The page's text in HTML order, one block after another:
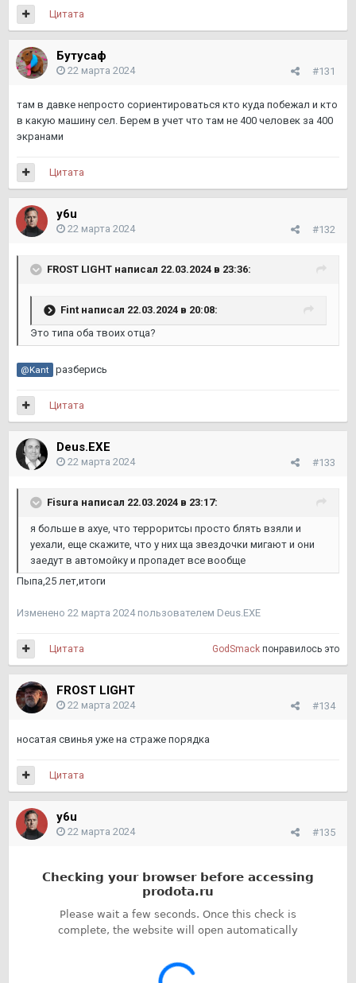
Цитата
Бутусаф
#131
22 марта 2024
там в давке непросто сориентироваться кто куда побежал и кто
в какую машину сел. Берем в учет что там не 400 человек за 400
экранами
Цитата
y6u
#132
22 марта 2024
FROST LIGHT написал 22.03.2024 в 23:36:
Fint написал 22.03.2024 в 20:08:
Это типа оба твоих отца?
@Kant разберись
Цитата
Deus.EXE
#133
22 марта 2024
Fisura написал 22.03.2024 в 23:17:
я больше в ахуе, что терроритсы просто блять взяли и
уехали, еще скажите, что у них ща звездочки мигают и они
заедут в автомойку и пропадет все вообще
Пыпа,25 лет,итоги
Изменено 22 марта 2024пользователем Deus.EXE
GodSmack понравилось это
Цитата
FROST LIGHT
#134
22 марта 2024
носатая свинья уже на страже порядка
Цитата
y6u
#135
22 марта 2024